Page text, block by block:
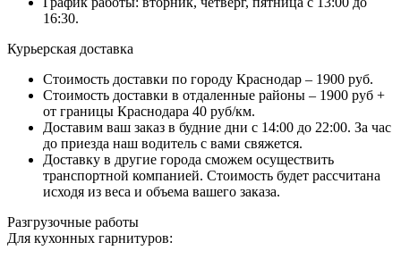
16:30.
Курьерская доставка
Стоимость доставки по городу Краснодар – 1900 руб.
Стоимость доставки в отдаленные районы – 1900 руб +
от границы Краснодара 40 руб/км.
Доставим ваш заказ в будние дни с 14:00 до 22:00. За час
до приезда наш водитель с вами свяжется.
Доставку в другие города сможем осуществить
транспортной компанией. Стоимость будет рассчитана
исходя из веса и объема вашего заказа.
Разгрузочные работы
Для кухонных гарнитуров: